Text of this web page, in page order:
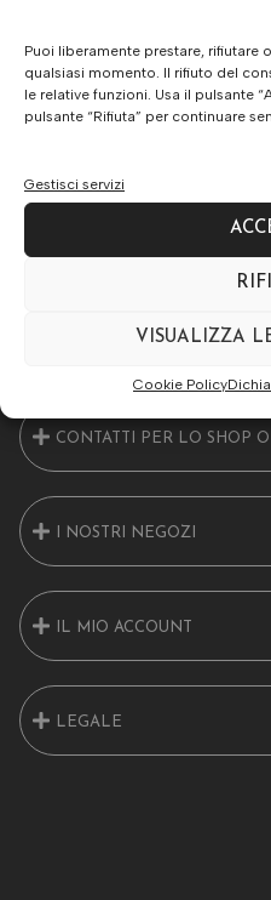
Puoi liberamente prestare, rifiutare
qualsiasi momento. Il rifiuto del
le relative funzioni. Usa il pulsante
pulsante “Rifiuta” per continuare
Gestisci servizi
VISUALIZZA
Cookie Policy
Ottica Luiselli S.a.s di
CONTATTI PER LO SHOP
I NOSTRI NEGOZI
IL MIO ACCOUNT
LEGALE